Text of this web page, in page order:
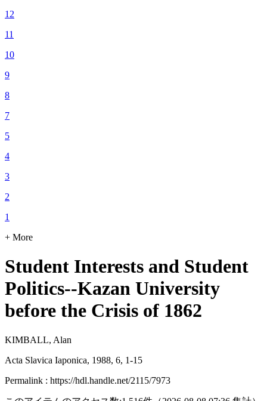
12
11
10
9
8
7
5
4
3
2
1
+ More
Student Interests and Student
Politics--Kazan University
before the Crisis of 1862
KIMBALL, Alan
Acta Slavica Iaponica, 1988, 6, 1-15
Permalink : https://hdl.handle.net/2115/7973